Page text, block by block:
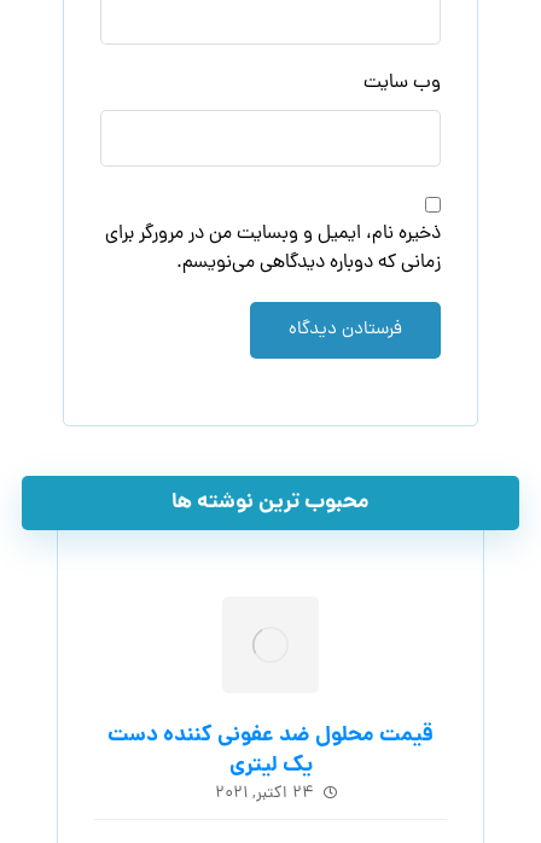
وب‌ سایت
ذخیره نام، ایمیل و وبسایت من در مرورگر برای
زمانی که دوباره دیدگاهی می‌نویسم.
فرستادن دیدگاه
محبوب ترین نوشته ها
قیمت محلول ضد عفونی کننده دست
یک لیتری
۲۴ اکتبر, ۲۰۲۱